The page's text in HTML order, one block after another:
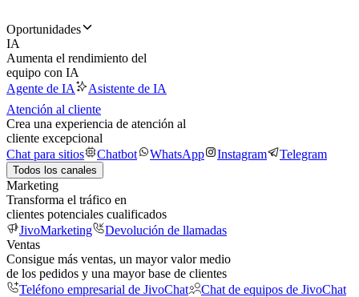
Oportunidades
IA
Aumenta el rendimiento del
equipo con IA
Agente de IA
Asistente de IA
Atención al cliente
Crea una experiencia de atención al
cliente excepcional
Chat para sitios
Chatbot WhatsApp Instagram Telegram
Todos los canales
Marketing
Transforma el tráfico en
clientes potenciales cualificados
JivoMarketing
Devolución de llamadas
Ventas
Consigue más ventas, un mayor valor medio
de los pedidos y una mayor base de clientes
Teléfono empresarial de JivoChat
Chat de equipos de JivoChat